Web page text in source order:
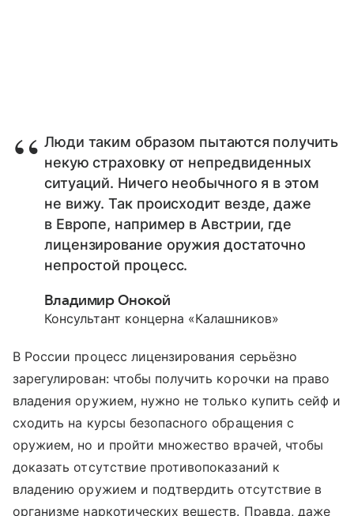
Люди таким образом пытаются получить
некую страховку от непредвиденных
ситуаций. Ничего необычного я в этом
не вижу. Так происходит везде, даже
в Европе, например в Австрии, где
лицензирование оружия достаточно
непростой процесс.
Владимир Онокой
Консультант концерна «Калашников»
В России процесс лицензирования серьёзно
зарегулирован: чтобы получить корочки на право
владения оружием, нужно не только купить сейф и
сходить на курсы безопасного обращения с
оружием, но и пройти множество врачей, чтобы
доказать отсутствие противопоказаний к
владению оружием и подтвердить отсутствие в
организме наркотических веществ. Правда, даже